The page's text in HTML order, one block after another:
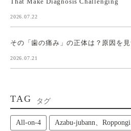
2026.07.22
その「歯の痛み」の正体は？原因を
2026.07.21
TAG タグ
All‑on‑4 Azabu-jubann、Roppongi